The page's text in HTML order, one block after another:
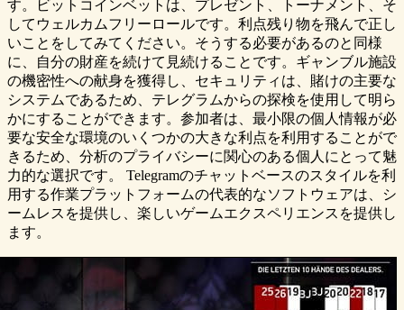
す。ビットコインベットは、プレゼント、トーナメント、そ
してウェルカムフリーロールです。利点残り物を飛んで正し
いことをしてみてください。そうする必要があるのと同様
に、自分の財産を続けて見続けることです。ギャンブル施設
の機密性への献身を獲得し、セキュリティは、賭けの主要な
システムであるため、テレグラムからの探検を使用して明ら
かにすることができます。参加者は、最小限の個人情報が必
要な安全な環境のいくつかの大きな利点を利用することがで
きるため、分析のプライバシーに関心のある個人にとって魅
力的な選択です。 Telegramのチャットベースのスタイルを利
用する作業プラットフォームの代表的なソフトウェアは、シ
ームレスを提供し、楽しいゲームエクスペリエンスを提供し
ます。